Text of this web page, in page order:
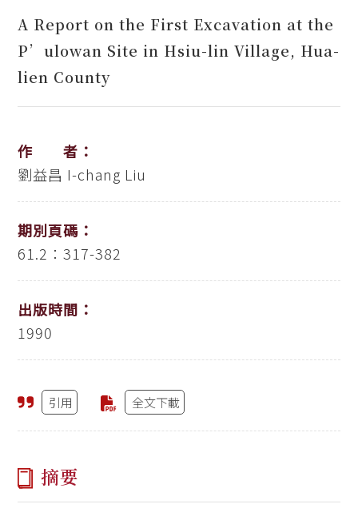
A Report on the First Excavation at the
P’ulowan Site in Hsiu-lin Village, Hua-
lien County
作 者：
劉益昌 I-chang Liu
期別頁碼：
61.2：317-382
出版時間：
1990
引用 全文下載
摘要